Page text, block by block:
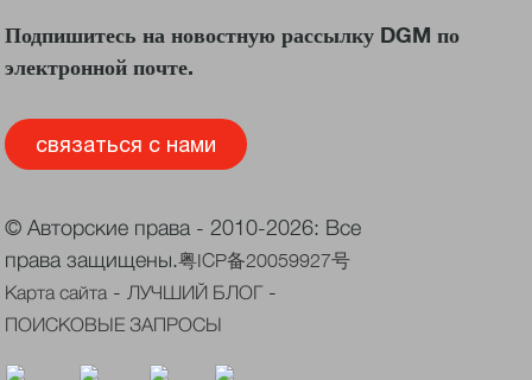
Подпишитесь на новостную рассылку DGM по
электронной почте.
связаться с нами
© Авторские права - 2010-2026: Все
права защищены.粤ICP备20059927号
Карта сайта - ЛУЧШИЙ БЛОГ -
ПОИСКОВЫЕ ЗАПРОСЫ